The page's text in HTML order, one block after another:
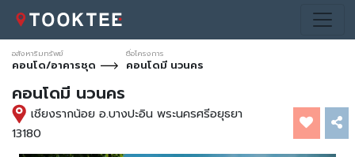
อสังหาริมทรัพย์
คอนโด/อาคารชุด
ชื่อโครงการ
คอนโดมี นวนคร
คอนโดมี นวนคร
เชียงรากน้อย อ.บางปะอิน พระนครศรีอยุธยา
13180